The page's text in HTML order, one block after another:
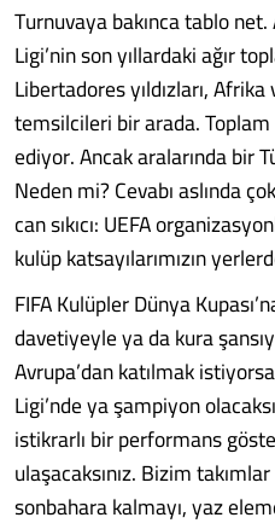
Turnuvaya bakınca tablo
Ligi’nin son yıllardaki ağır
Libertadores yıldızları, Afrika
temsilcileri bir arada. Toplam
ediyor. Ancak aralarında bir
Neden mi? Cevabı aslında
can sıkıcı: UEFA
kulüp katsayılarımızın
FIFA Kulüpler Dünya
davetiyeyle ya da kura
Avrupa’dan katılmak
Ligi’nde ya şampiyon
istikrarlı bir performans
ulaşacaksınız. Bizim
sonbahara kalmayı, yaz